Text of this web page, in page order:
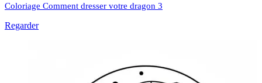
Coloriage Comment dresser votre dragon 3
Regarder